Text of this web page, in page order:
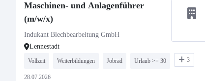
Maschinen- und Anlagenführer
(m/w/x)
Indukant Blechbearbeitung GmbH
Lennestadt
Vollzeit Weiterbildungen Jobrad Urlaub >= 30 3
28.07.2026